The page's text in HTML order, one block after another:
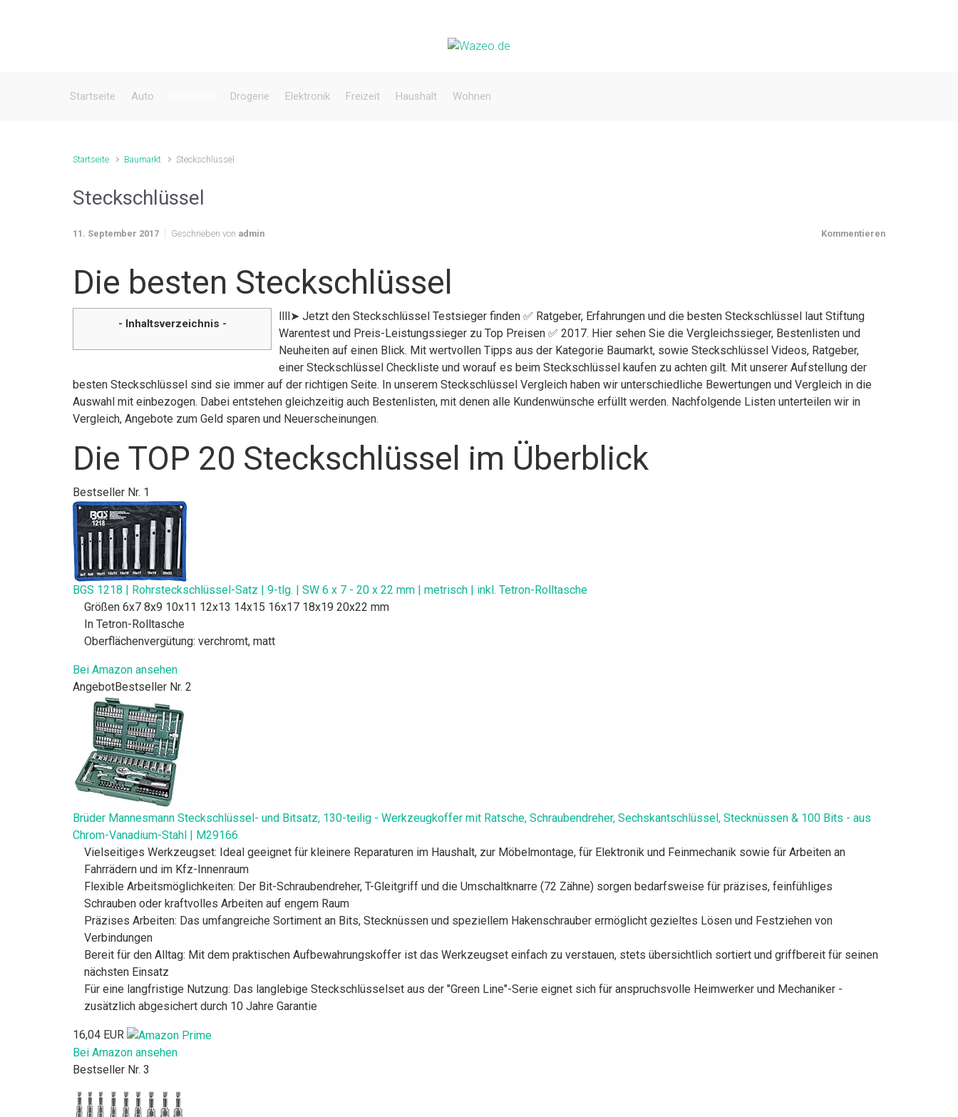
Startseite Auto Drogerie Elektronik Freizeit Haushalt Wohnen
Startseite Baumarkt Steckschlüssel
Steckschlüssel
11. September 2017 Geschrieben von admin Kommentieren
Die besten Steckschlüssel
- Inhaltsverzeichnis -
llll➤ Jetzt den Steckschlüssel Testsieger finden ✅ Ratgeber, Erfahrungen und die besten Steckschlüssel laut Stiftung
Warentest und Preis-Leistungssieger zu Top Preisen ✅ 2017. Hier sehen Sie die Vergleichssieger, Bestenlisten und
Neuheiten auf einen Blick. Mit wertvollen Tipps aus der Kategorie Baumarkt, sowie Steckschlüssel Videos, Ratgeber,
einer Steckschlüssel Checkliste und worauf es beim Steckschlüssel kaufen zu achten gilt. Mit unserer Aufstellung der
besten Steckschlüssel sind sie immer auf der richtigen Seite. In unserem Steckschlüssel Vergleich haben wir unterschiedliche Bewertungen und Vergleich in die
Auswahl mit einbezogen. Dabei entstehen gleichzeitig auch Bestenlisten, mit denen alle Kundenwünsche erfüllt werden. Nachfolgende Listen unterteilen wir in
Vergleich, Angebote zum Geld sparen und Neuerscheinungen.
Die TOP 20 Steckschlüssel im Überblick
Bestseller Nr. 1
BGS 1218 | Rohrsteckschlüssel-Satz | 9-tlg. | SW 6 x 7 - 20 x 22 mm | metrisch | inkl. Tetron-Rolltasche
Größen 6x7 8x9 10x11 12x13 14x15 16x17 18x19 20x22 mm
In Tetron-Rolltasche
Oberflächenvergütung: verchromt, matt
Bei Amazon ansehen
AngebotBestseller Nr. 2
Brüder Mannesmann Steckschlüssel- und Bitsatz, 130-teilig - Werkzeugkoffer mit Ratsche, Schraubendreher, Sechskantschlüssel, Stecknüssen & 100 Bits - aus
Chrom-Vanadium-Stahl | M29166
Vielseitiges Werkzeugset: Ideal geeignet für kleinere Reparaturen im Haushalt, zur Möbelmontage, für Elektronik und Feinmechanik sowie für Arbeiten an
Fahrrädern und im Kfz-Innenraum
Flexible Arbeitsmöglichkeiten: Der Bit-Schraubendreher, T-Gleitgriff und die Umschaltknarre (72 Zähne) sorgen bedarfsweise für präzises, feinfühliges
Schrauben oder kraftvolles Arbeiten auf engem Raum
Präzises Arbeiten: Das umfangreiche Sortiment an Bits, Stecknüssen und speziellem Hakenschrauber ermöglicht gezieltes Lösen und Festziehen von
Verbindungen
Bereit für den Alltag: Mit dem praktischen Aufbewahrungskoffer ist das Werkzeugset einfach zu verstauen, stets übersichtlich sortiert und griffbereit für seinen
nächsten Einsatz
Für eine langfristige Nutzung: Das langlebige Steckschlüsselset aus der "Green Line"-Serie eignet sich für anspruchsvolle Heimwerker und Mechaniker -
zusätzlich abgesichert durch 10 Jahre Garantie
16,04 EUR
Bei Amazon ansehen
Bestseller Nr. 3